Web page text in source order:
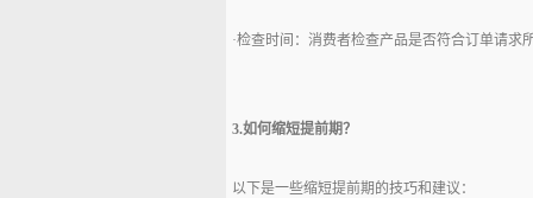
·检查时间：消费者检查产品是否符合订单请求
3.如何缩短提前期？
以下是一些缩短提前期的技巧和建议：